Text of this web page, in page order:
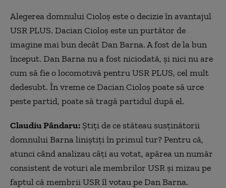
Alegerea domnului Cioloș este o decizie în avantajul
USR PLUS. Dacian Cioloș este un purtător de
imagine mai bun decât Dan Barna. A fost de la bun
început. Dan Barna nu a fost niciodată, și nici nu are
cum să fie o locomotivă pentru USR PLUS, cel mult
dedesubt. În vreme ce Dacian Cioloș poate să urce
peste partid, poate să tragă partidul după el.
Claudiu Pândaru: Știți de ce stăteau susținătorii
domnului Barna liniștiți în primul tur? Pentru că,
atunci când analizau câți au votat, apărea un număr
consistent de voturi ale membrilor USR și mizau pe
faptul că membrii USR îl votau pe Dan Barna.